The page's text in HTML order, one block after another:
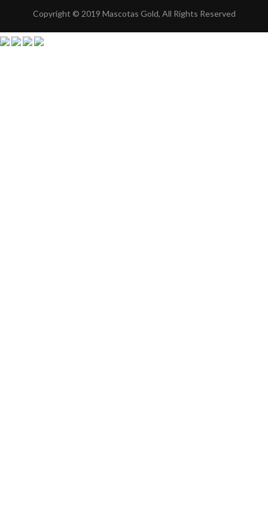
Copyright © 2019 Mascotas Gold, All Rights Reserved